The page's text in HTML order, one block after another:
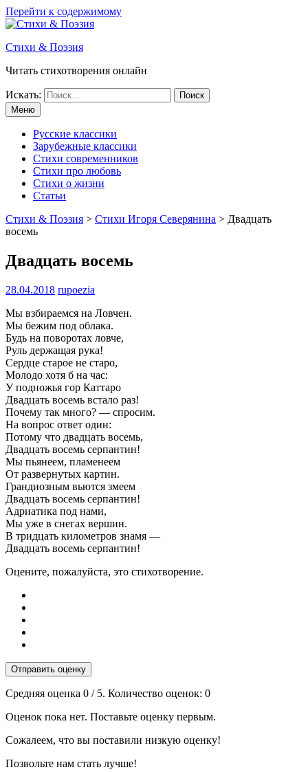
Перейти к содержимому
Стихи & Поэзия
Читать стихотворения онлайн
Искать:
Меню
Русские классики
Зарубежные классики
Стихи современников
Стихи про любовь
Стихи о жизни
Статьи
Стихи & Поэзия > Стихи Игоря Северянина > Двадцать
восемь
Двадцать восемь
28.04.2018 rupoezia
Мы взбираемся на Ловчен.
Мы бежим под облака.
Будь на поворотах ловче,
Руль держащая рука!
Сердце старое не старо,
Молодо хотя б на час:
У подножья гор Каттаро
Двадцать восемь встало раз!
Почему так много? — спросим.
На вопрос ответ один:
Потому что двадцать восемь,
Двадцать восемь серпантин!
Мы пьянеем, пламенеем
От развернутых картин.
Грандиозным вьются змеем
Двадцать восемь серпантин!
Адриатика под нами,
Мы уже в снегах вершин.
В тридцать километров знамя —
Двадцать восемь серпантин!
Оцените, пожалуйста, это стихотворение.
Отправить оценку
Средняя оценка 0 / 5. Количество оценок: 0
Оценок пока нет. Поставьте оценку первым.
Сожалеем, что вы поставили низкую оценку!
Позвольте нам стать лучше!